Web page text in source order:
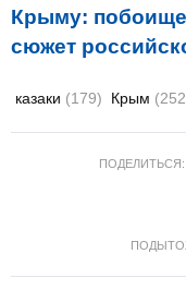
Крыму: побоище
сюжет
казаки (179) Крым
ПОДЕЛИТЬСЯ: